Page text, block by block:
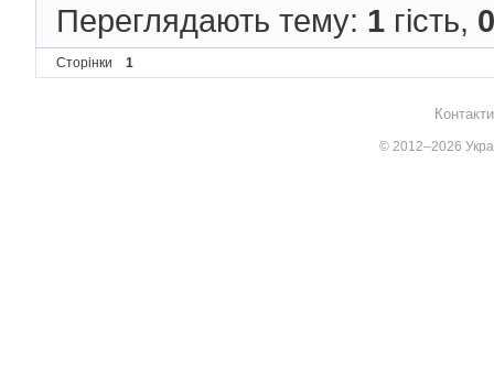
Переглядають тему: 1 гість, 0
Сторінки 1
© 2012–2026